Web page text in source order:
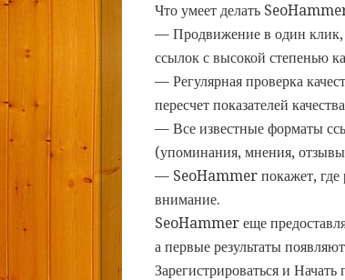
Что умеет делать
— Продвижение в один клик,
ссылок с высокой степенью
— Регулярная проверка
пересчет показателей
— Все известные форматы
(упоминания, мнения,
— SeoHammer покажет, где
внимание.
SeoHammer еще
а первые результаты
Зарегистрироваться и